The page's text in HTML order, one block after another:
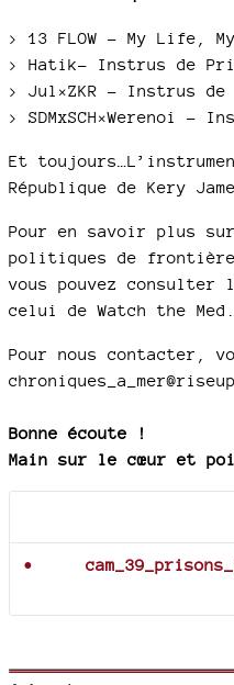
> 13 FLOW – My Life, My
> Hatik- Instrus de
> Jul×ZKR - Instrus de
> SDMxSCH×Werenoi -
Et
République de Kery
Pour en savoir plus
politiques de
vous pouvez consulter
celui de Watch the Med.
Pour nous contacter,
Bonne écoute !
Main sur le cœur et